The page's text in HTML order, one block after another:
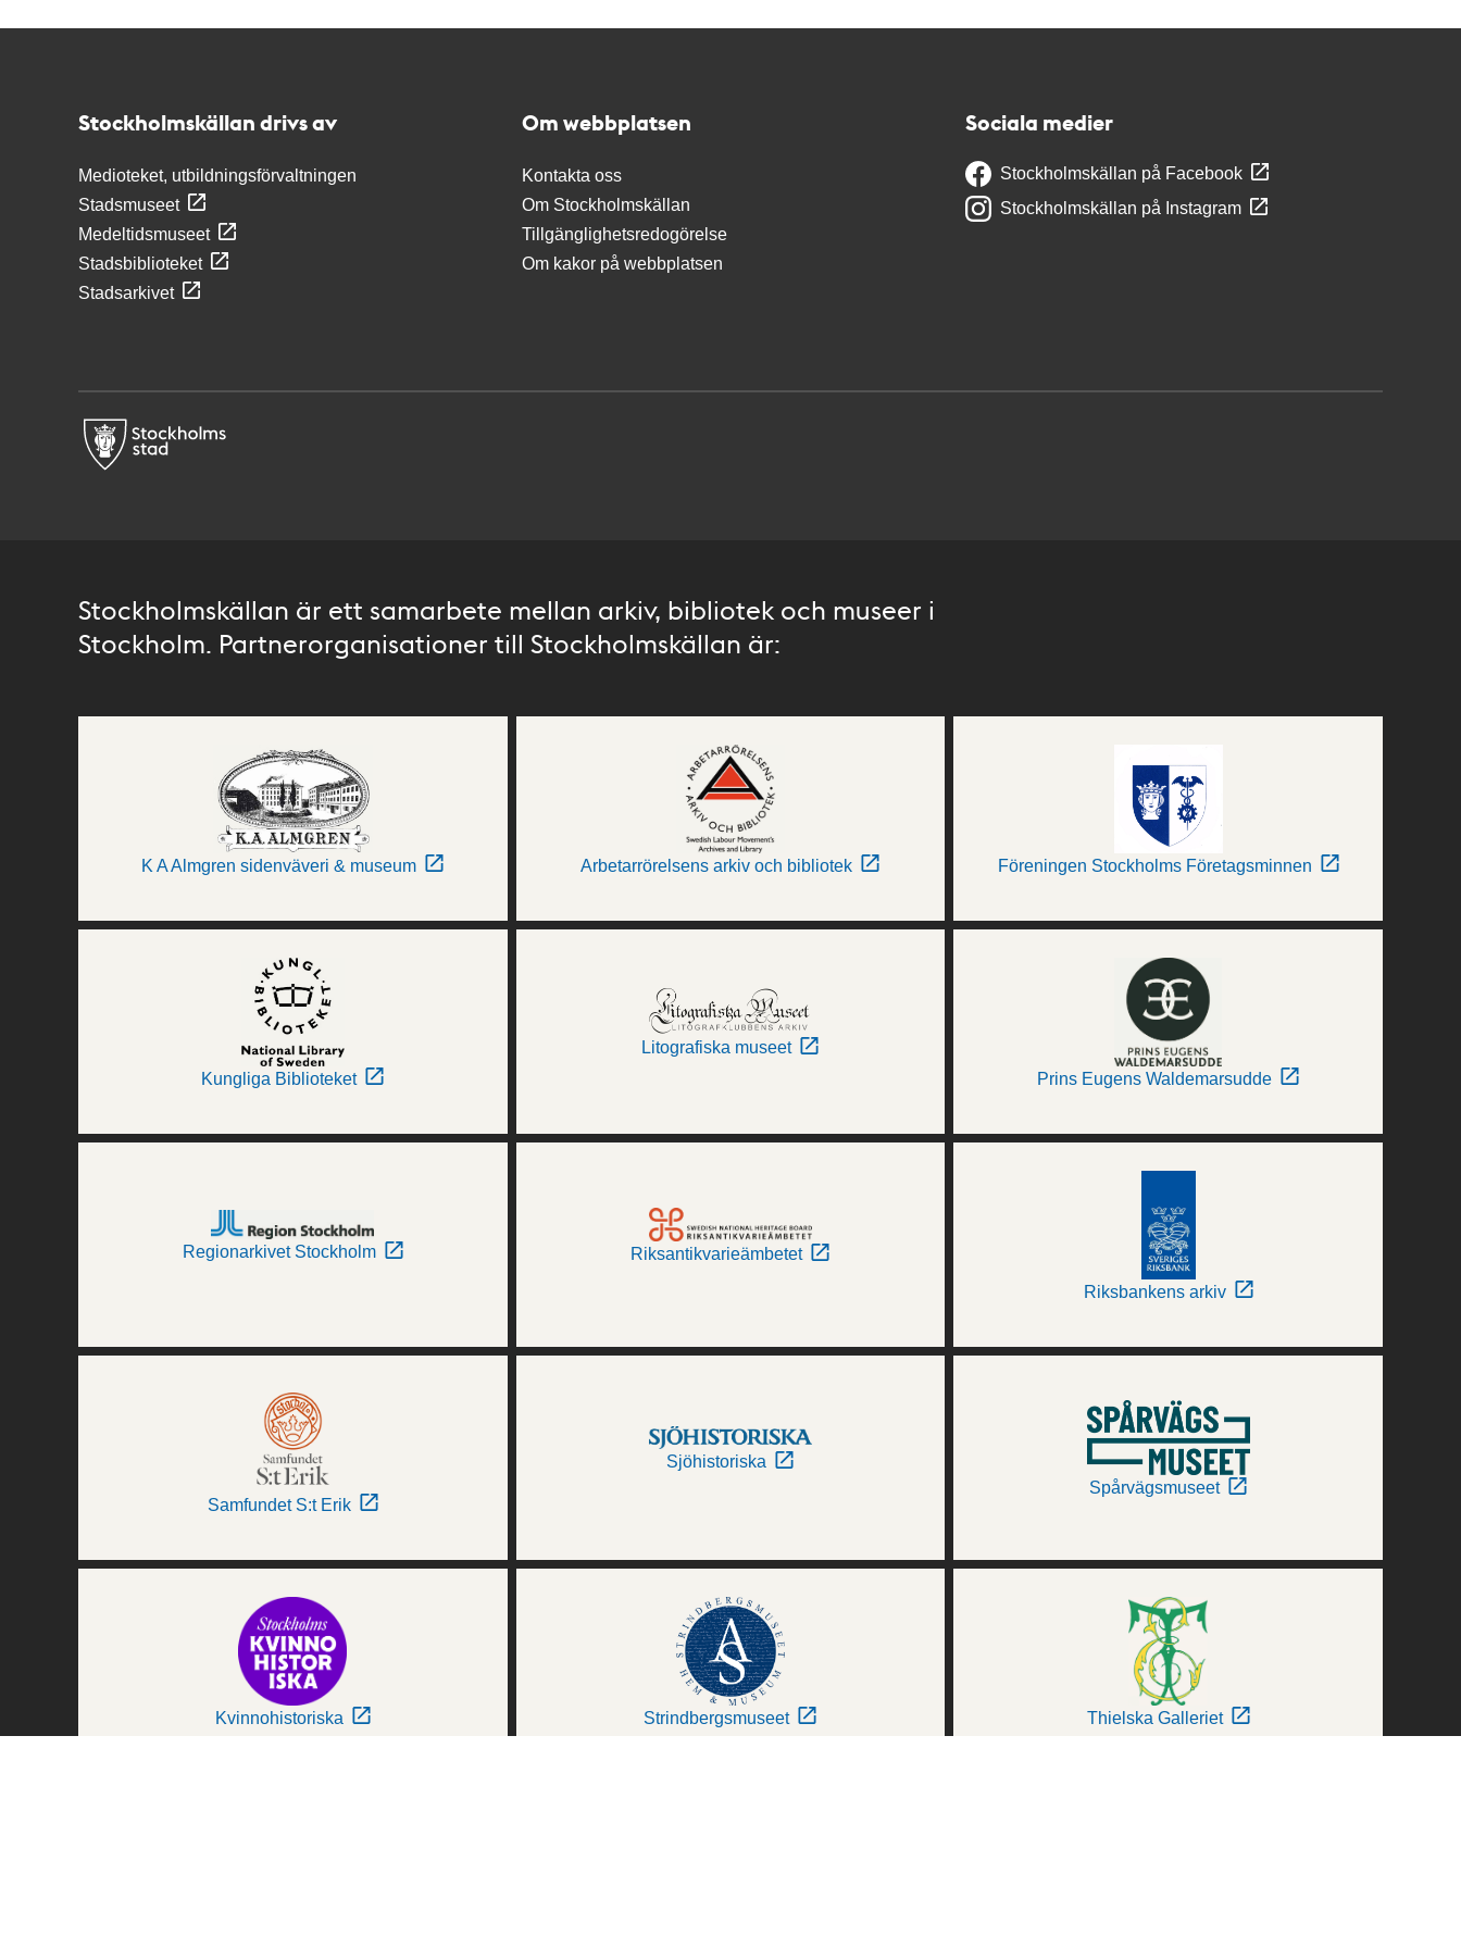
Stockholmskällan drivs av
Medioteket, utbildningsförvaltningen
Stadsmuseet
Medeltidsmuseet
Stadsbiblioteket
Stadsarkivet
Om webbplatsen
Kontakta oss
Om Stockholmskällan
Tillgänglighetsredogörelse
Om kakor på webbplatsen
Sociala medier
Stockholmskällan på Facebook
Stockholmskällan på Instagram
Stockholmskällan är ett samarbete mellan arkiv, bibliotek och museer i
Stockholm. Partnerorganisationer till Stockholmskällan är:
K A Almgren sidenväveri & museum Arbetarrörelsens arkiv och bibliotek Föreningen Stockholms Företagsminnen
Kungliga Biblioteket
Litografiska museet
Prins Eugens Waldemarsudde
Regionarkivet Stockholm Riksantikvarieämbetet
Riksbankens arkiv
Samfundet S:t Erik
Sjöhistoriska
Spårvägsmuseet
Kvinnohistoriska Strindbergsmuseet Thielska Galleriet